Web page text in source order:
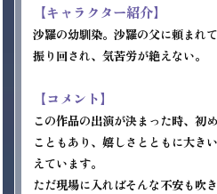
【キャラクター紹介】
沙羅の幼馴染。沙羅の父に頼まれ
振り回され、気苦労が絶えない。
【コメント】
この作品の出演が決まった時、初
こともあり、嬉しさとともに大き
えています。
ただ現場に入ればそんな不安も吹